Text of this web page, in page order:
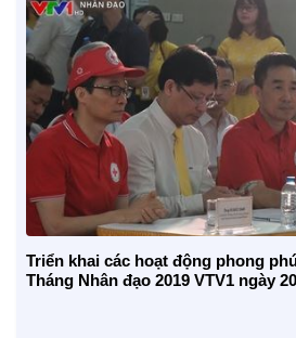
Triển khai các hoạt động phong
Tháng Nhân đạo 2019 VTV1 ngày